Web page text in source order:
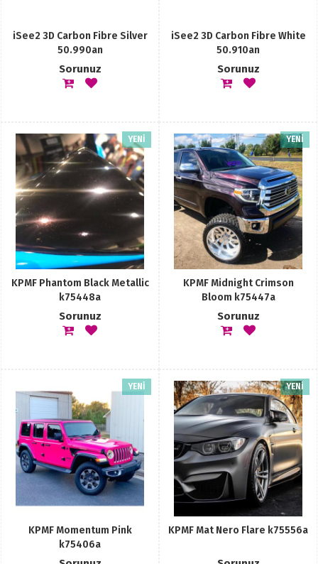
iSee2 3D Carbon Fibre Silver
50.990an
Sorunuz
iSee2 3D Carbon Fibre White
50.910an
Sorunuz
YENİ
KPMF Phantom Black Metallic
k75448a
Sorunuz
YENİ
KPMF Midnight Crimson
Bloom k75447a
Sorunuz
YENİ
KPMF Momentum Pink
k75406a
YENİ
KPMF Mat Nero Flare k75556a